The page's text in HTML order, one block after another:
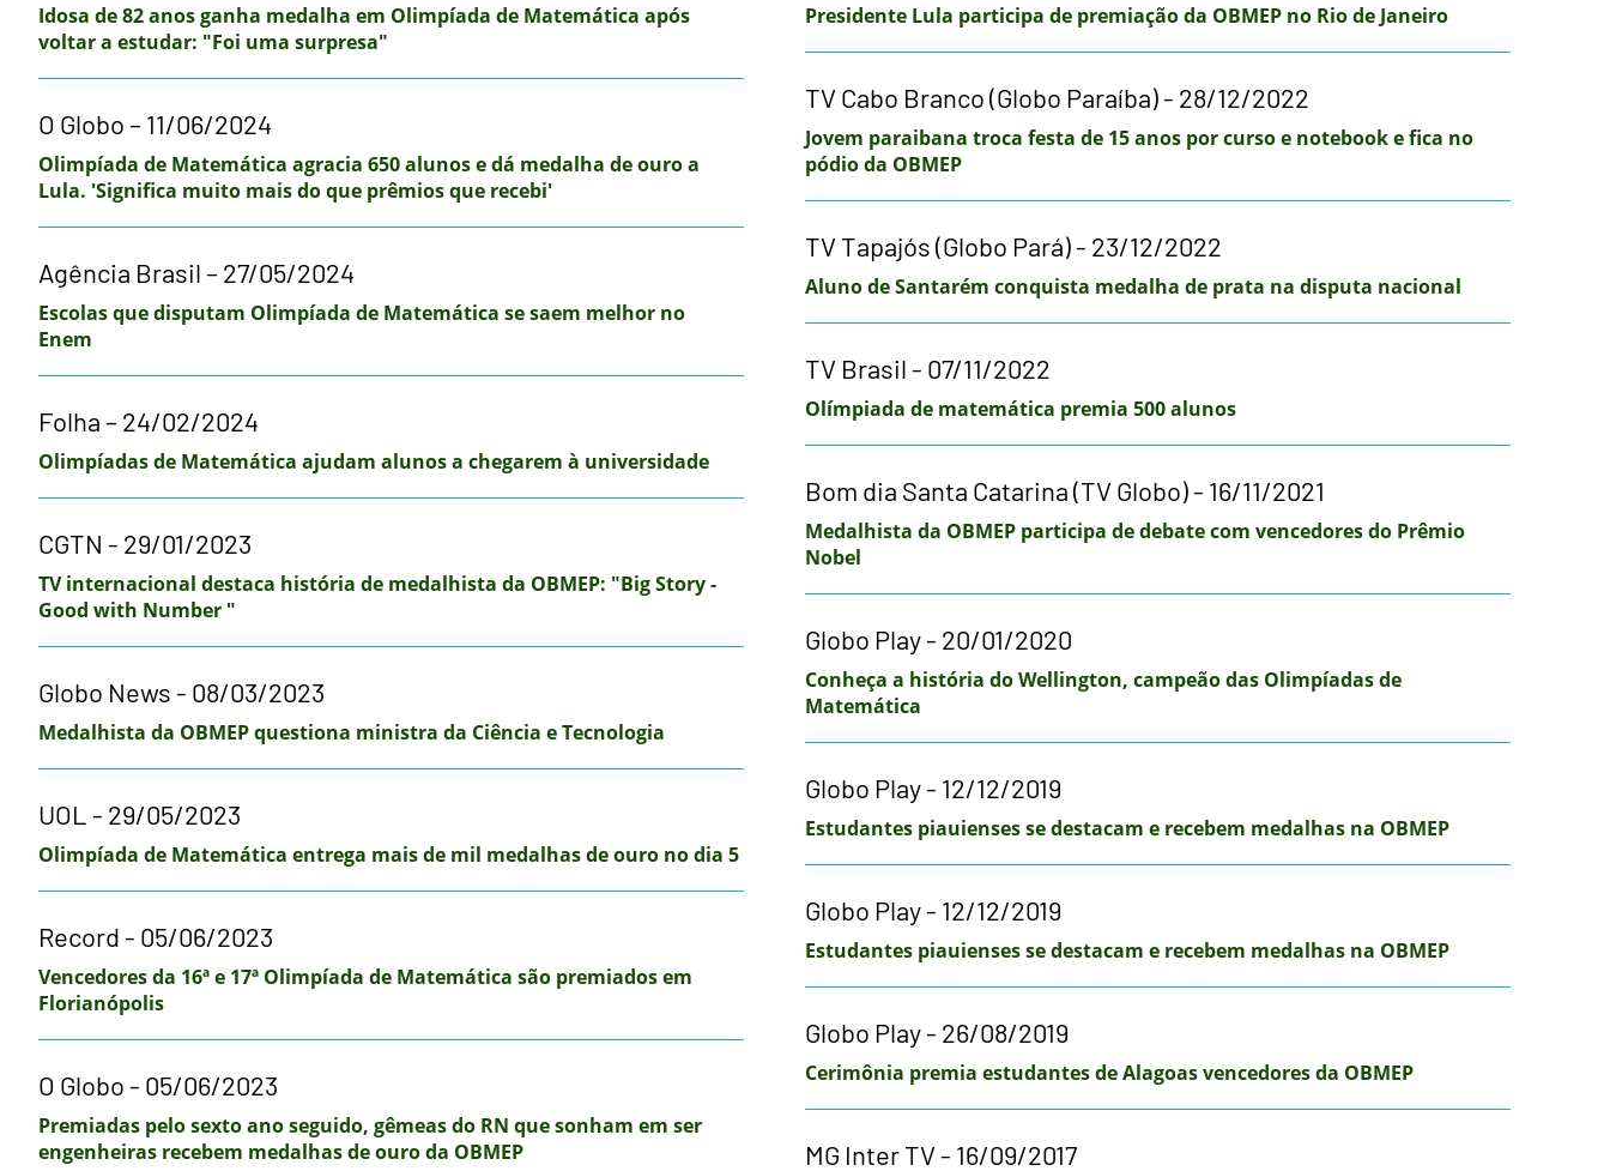
Idosa de 82 anos ganha medalha em Olimpíada de Matemática após
voltar a estudar: "Foi uma surpresa"
O Globo – 11/06/2024
Olimpíada de Matemática agracia 650 alunos e dá medalha de ouro a
Lula. 'Significa muito mais do que prêmios que recebi'
Agência Brasil – 27/05/2024
Escolas que disputam Olimpíada de Matemática se saem melhor no
Enem
Folha – 24/02/2024
Olimpíadas de Matemática ajudam alunos a chegarem à universidade
CGTN - 29/01/2023
TV internacional destaca história de medalhista da OBMEP: "Big Story -
Good with Number "
Globo News - 08/03/2023
Medalhista da OBMEP questiona ministra da Ciência e Tecnologia
UOL - 29/05/2023
Olimpíada de Matemática entrega mais de mil medalhas de ouro no dia 5
Record - 05/06/2023
Vencedores da 16ª e 17ª Olimpíada de Matemática são premiados em
Florianópolis
O Globo - 05/06/2023
Premiadas pelo sexto ano seguido, gêmeas do RN que sonham em ser
engenheiras recebem medalhas de ouro da OBMEP
Presidente Lula participa de premiação da OBMEP no Rio de Janeiro
TV Cabo Branco (Globo Paraíba) - 28/12/2022
Jovem paraibana troca festa de 15 anos por curso e notebook e fica no
pódio da OBMEP
TV Tapajós (Globo Pará) - 23/12/2022
Aluno de Santarém conquista medalha de prata na disputa nacional
TV Brasil - 07/11/2022
Olímpiada de matemática premia 500 alunos
Bom dia Santa Catarina (TV Globo) - 16/11/2021
Medalhista da OBMEP participa de debate com vencedores do Prêmio
Nobel
Globo Play - 20/01/2020
Conheça a história do Wellington, campeão das Olimpíadas de
Matemática
Globo Play - 12/12/2019
Estudantes piauienses se destacam e recebem medalhas na OBMEP
Globo Play - 12/12/2019
Estudantes piauienses se destacam e recebem medalhas na OBMEP
Globo Play - 26/08/2019
Cerimônia premia estudantes de Alagoas vencedores da OBMEP
MG Inter TV - 16/09/2017